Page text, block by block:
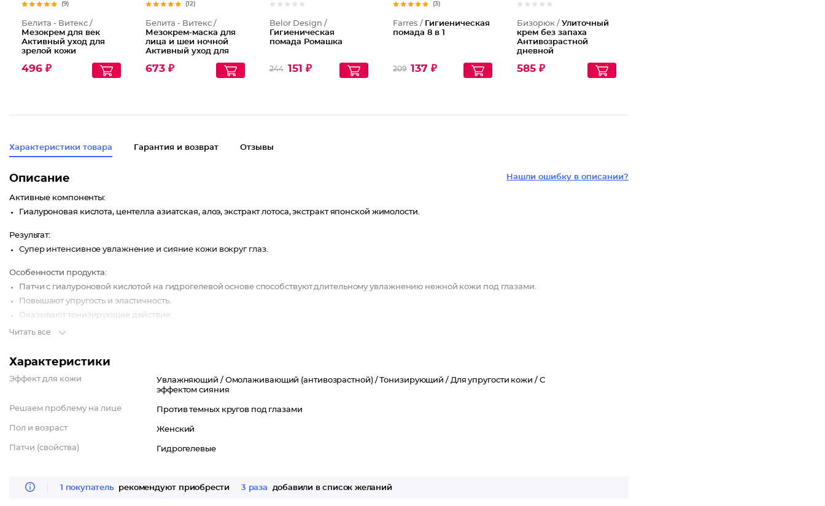
(9)
Белита - Витекс /
Мезокрем для век
Активный уход для
зрелой кожи
496 ₽
(12)
Белита - Витекс /
Мезокрем-маска для
лица и шеи ночной
Активный уход для
Mezocomplex 60+
673 ₽
Belor Design /
Гигиеническая
помада Ромашка
244 151 ₽
(3)
Farres / Гигиеническая
помада 8 в 1
209 137 ₽
Бизорюк /Улиточный
крем без запаха
Антивозрастной
дневной
585 ₽
Характеристики товара Гарантия и возврат Отзывы
Нашли ошибку в описании?
Описание
Активные компоненты:
Гиалуроновая кислота, центелла азиатская, алоэ, экстракт лотоса, экстракт японской жимолости.
Результат:
Супер интенсивное увлажнение и сияние кожи вокруг глаз.
Особенности продукта:
Патчи с гиалуроновой кислотой на гидрогелевой основе способствуют длительному увлажнению нежной кожи под глазами.
Повышают упругость и эластичность.
Оказывают тонизирующее действие.
Обладают мощным антиоксидантными свойствами.
Герметично упакованы в банке с металлизированной запайкой.
Для обладательниц любого типа кожи.
Рекомендации косметолога:
Для усиления эффекта используйте вместе с Массажером для лица STELLARY.
Читать все
Характеристики
Эффект для кожи Увлажняющий / Омолаживающий (антивозрастной) /Тонизирующий / Для упругости кожи / С
эффектом сияния
Решаем проблему на лице Против темных кругов под глазами
Пол и возраст Женский
Патчи (свойства) Гидрогелевые
1 покупатель рекомендуют приобрести 3 раза добавили в список желаний